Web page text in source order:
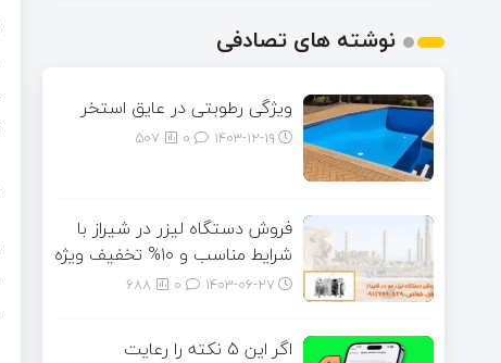
نوشته های تصادفی
ویژگی رطوبتی در عایق استخر
۱۴۰۳-۱۲-۱۹ 507
فروش دستگاه لیزر در شیراز با
شرایط مناسب و ۱۰% تخفیف ویژه
۱۴۰۳-۰۶-۲۷ 688
اگر این 5 نکته را رعایت